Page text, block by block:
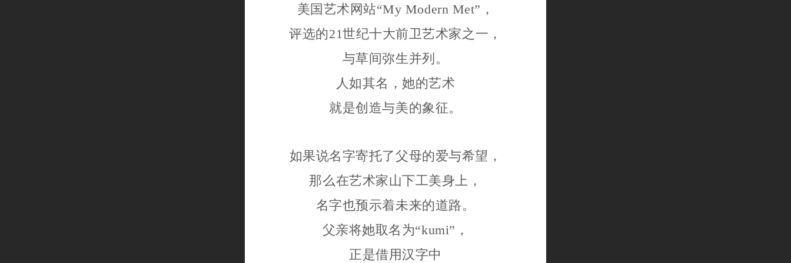
美国艺术网站“My Modern Met”，
评选的21世纪十大前卫艺术家之一，
与草间弥生并列。
人如其名，她的艺术
就是创造与美的象征。
如果说名字寄托了父母的爱与希望，
那么在艺术家山下工美身上，
名字也预示着未来的道路。
父亲将她取名为“kumi”，
正是借用汉字中